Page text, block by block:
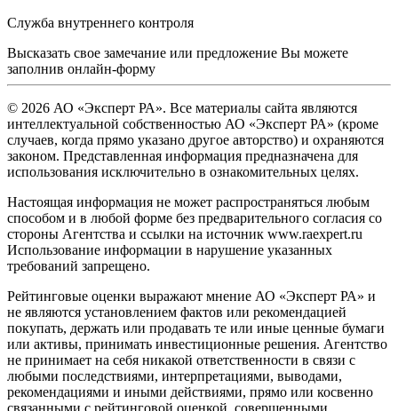
Служба внутреннего контроля
Высказать свое замечание или предложение Вы можете
заполнив онлайн-форму
© 2026 АО «Эксперт РА». Все материалы сайта являются
интеллектуальной собственностью АО «Эксперт РА» (кроме
случаев, когда прямо указано другое авторство) и охраняются
законом. Представленная информация предназначена для
использования исключительно в ознакомительных целях.
Настоящая информация не может распространяться любым
способом и в любой форме без предварительного согласия со
стороны Агентства и ссылки на источник www.raexpert.ru
Использование информации в нарушение указанных
требований запрещено.
Рейтинговые оценки выражают мнение АО «Эксперт РА» и
не являются установлением фактов или рекомендацией
покупать, держать или продавать те или иные ценные бумаги
или активы, принимать инвестиционные решения. Агентство
не принимает на себя никакой ответственности в связи с
любыми последствиями, интерпретациями, выводами,
рекомендациями и иными действиями, прямо или косвенно
связанными с рейтинговой оценкой, совершенными